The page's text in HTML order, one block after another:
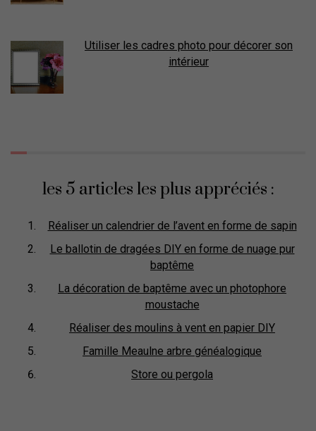
Utiliser les cadres photo pour décorer son
intérieur
les 5 articles les plus appréciés :
Réaliser un calendrier de l’avent en forme de sapin
Le ballotin de dragées DIY en forme de nuage pur
baptême
La décoration de baptême avec un photophore
moustache
Réaliser des moulins à vent en papier DIY
Famille Meaulne arbre généalogique
Store ou pergola